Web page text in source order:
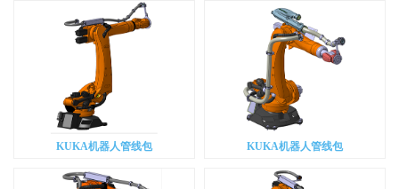
KUKA机器人管线包 KUKA机器人管线包